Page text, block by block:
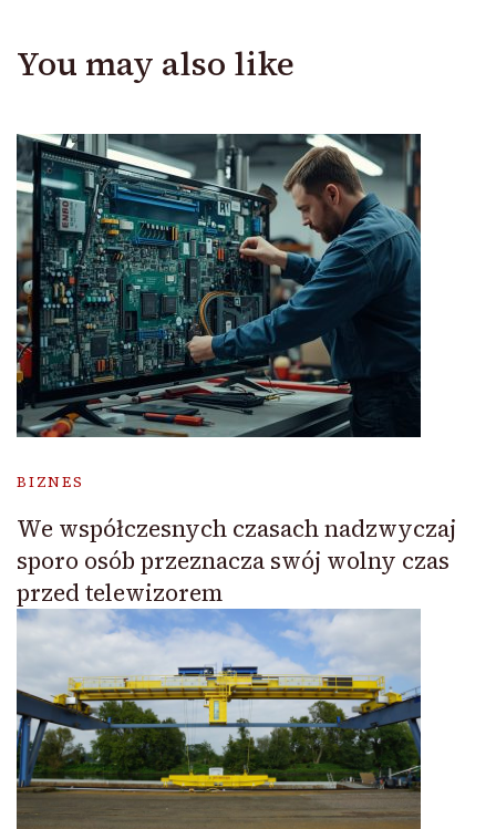
You may also like
BIZNES
We współczesnych czasach nadzwyczaj
sporo osób przeznacza swój wolny czas
przed telewizorem